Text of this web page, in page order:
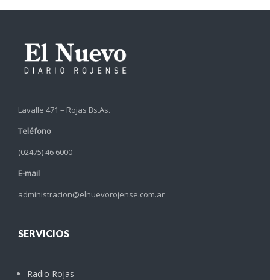
Lavalle 471 – Rojas Bs.As.
Teléfono
(02475) 46 6000
E-mail
administracion@elnuevorojense.com.ar
SERVICIOS
Radio Rojas